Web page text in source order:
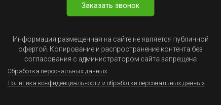
Заказать звонок
Информация размещенная на сайте не является публичной
офертой. Копирование и распространение контента без
согласования с администратором сайта запрещена
Обработка персональных данных
Политика конфиденциальности и обработки персональных данных